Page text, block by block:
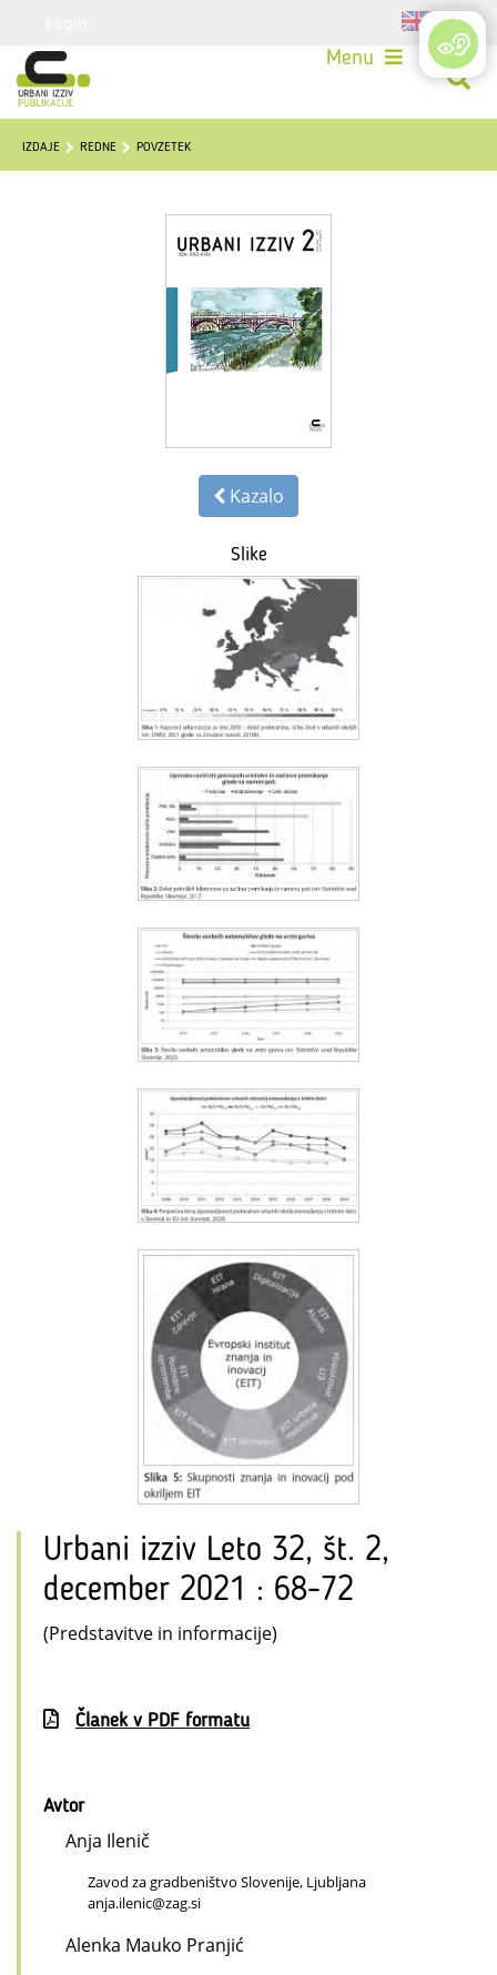
Menu
IZDAJE REDNE POVZETEK
Kazalo
Slike
Urbani izziv Leto 32, št. 2,
december 2021 : 68-72
(Predstavitve in informacije)
Članek v PDF formatu
Avtor
Anja Ilenič
Zavod za gradbeništvo Slovenije, Ljubljana
anja.ilenic@zag.si
Alenka Mauko Pranjić